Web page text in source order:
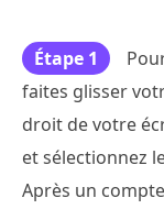
Étape 1
faites glisser
droit de votre
et sélectionnez
Après un